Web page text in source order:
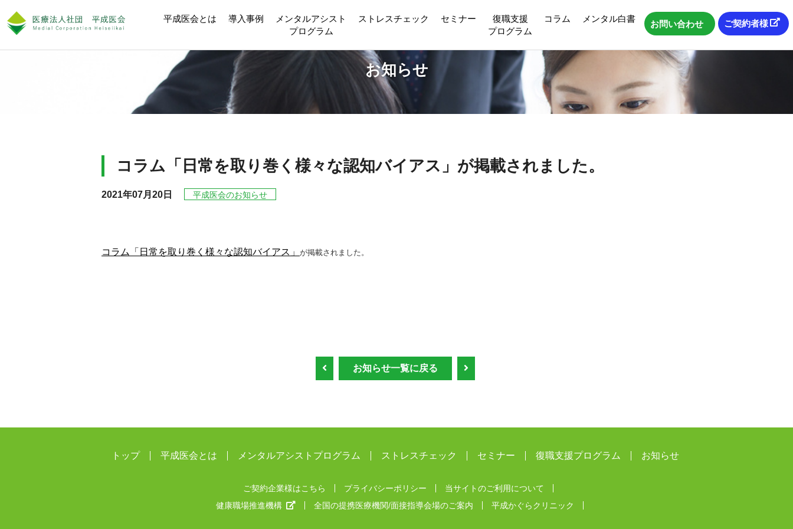
平成医会とは 導入事例
メンタルアシスト
プログラム
ストレスチェック セミナー
復職支援
プログラム
コラム メンタル白書
お問い合わせ ご契約者様
お知らせ コラム「日常を取り巻く様々な認知バイアス」が掲載されました。
お知らせ
コラム「日常を取り巻く様々な認知バイアス」が掲載されました。
2021年07月20日 平成医会のお知らせ
コラム「日常を取り巻く様々な認知バイアス」 が掲載されました。
お知らせ一覧に戻る
トップ 平成医会とは メンタルアシストプログラム ストレスチェック セミナー 復職支援プログラム お知らせ
ご契約企業様はこちら プライバシーポリシー
当サイトのご利用について
健康職場推進機構
全国の提携医療機関/面接指導会場のご案内 平成かぐらクリニック